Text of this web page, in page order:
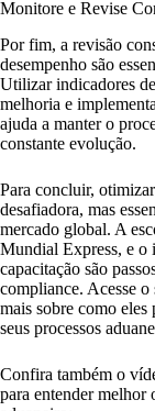
Monitore e Revise
Por fim, a revisão
desempenho são
Utilizar indicadores
melhoria e
ajuda a manter o
constante evolução.
Para concluir,
desafiadora, mas
mercado global. A
Mundial Express, e o
capacitação são
compliance. Acesse
mais sobre como
seus processos
Confira também o
para entender melhor